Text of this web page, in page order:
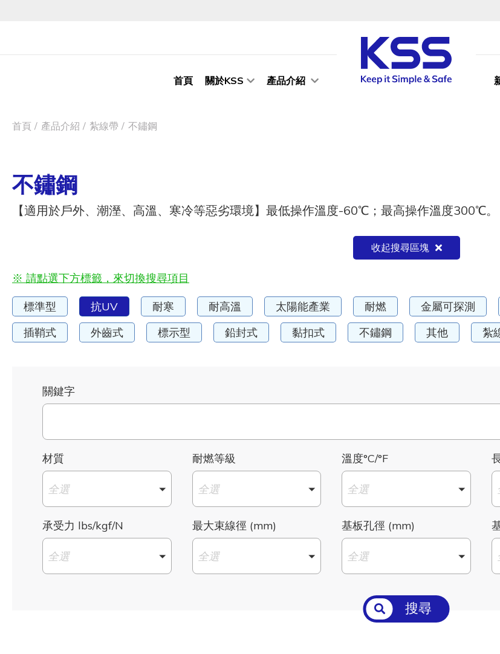
首頁 關於KSS 產品介紹
首頁 產品介紹 紮線帶 不鏽鋼
不鏽鋼
【適用於戶外、潮溼、高溫、寒冷等惡劣環境】最低操作溫度-60℃；最高操作溫度300℃。
收起搜尋區塊
※ 請點選下方標籤，來切換搜尋項目
標準型 抗UV 耐寒 耐高溫 太陽能產業 耐燃 金屬可探測
插鞘式
外齒式 標示型 鉛封式 黏扣式 不鏽鋼 其他 紮
關鍵字
材質
全選
耐燃等級
全選
溫度°C/°F
全選
承受力 lbs/kgf/N
全選
最大束線徑 (mm)
全選
基板孔徑 (mm)
全選
搜尋